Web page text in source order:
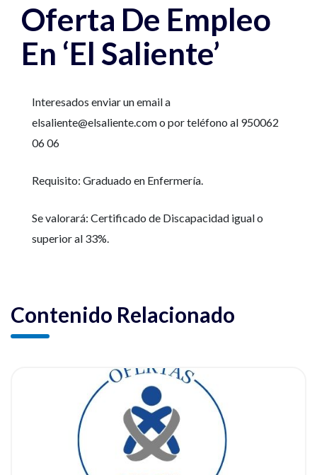
Oferta De Empleo
En ‘El Saliente’
Interesados enviar un email a
elsaliente@elsaliente.com o por teléfono al 950062
06 06
Requisito: Graduado en Enfermería.
Se valorará: Certificado de Discapacidad igual o
superior al 33%.
Contenido Relacionado